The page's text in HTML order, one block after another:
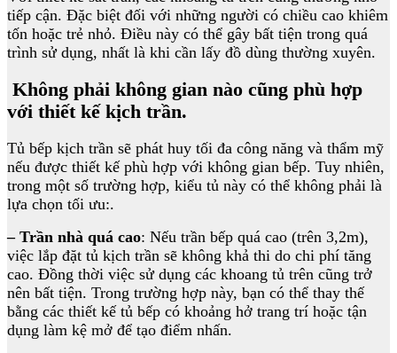
tiếp cận. Đặc biệt đối với những người có chiều cao khiêm
tốn hoặc trẻ nhỏ. Điều này có thể gây bất tiện trong quá
trình sử dụng, nhất là khi cần lấy đồ dùng thường xuyên.
Không phải không gian nào cũng phù hợp
với thiết kế kịch trần.
Tủ bếp kịch trần sẽ phát huy tối đa công năng và thẩm mỹ
nếu được thiết kế phù hợp với không gian bếp. Tuy nhiên,
trong một số trường hợp, kiểu tủ này có thể không phải là
lựa chọn tối ưu:.
– Trần nhà quá cao: Nếu trần bếp quá cao (trên 3,2m),
việc lắp đặt tủ kịch trần sẽ không khả thi do chi phí tăng
cao. Đồng thời việc sử dụng các khoang tủ trên cũng trở
nên bất tiện. Trong trường hợp này, bạn có thể thay thế
bằng các thiết kế tủ bếp có khoảng hở trang trí hoặc tận
dụng làm kệ mở để tạo điểm nhấn.